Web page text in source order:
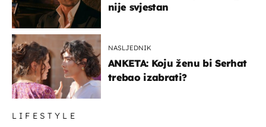
nije svjestan
NASLJEDNIK
ANKETA: Koju ženu bi Serhat
trebao izabrati?
LIFESTYLE